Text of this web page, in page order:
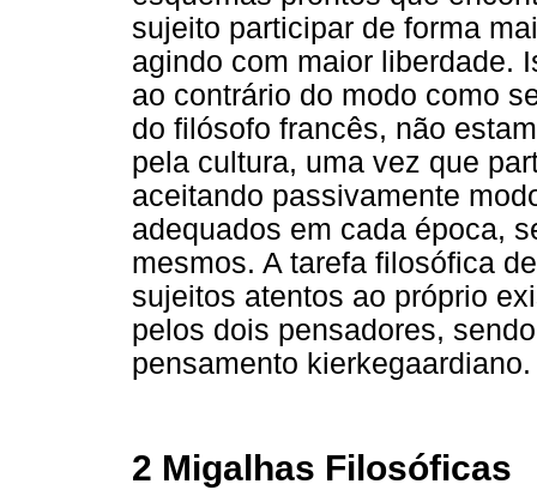
sujeito participar de forma
agindo com maior liberdade.
ao contrário do modo como
do filósofo francês, não
pela cultura, uma vez que
aceitando passivamente
adequados em cada época,
mesmos. A tarefa filosófica
sujeitos atentos ao próprio
pelos dois pensadores,
pensamento kierkegaardiano.
2 Migalhas Filosóficas